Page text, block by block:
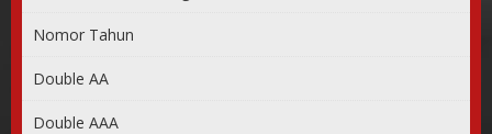
Nomor Tahun
Double AA
Double AAA